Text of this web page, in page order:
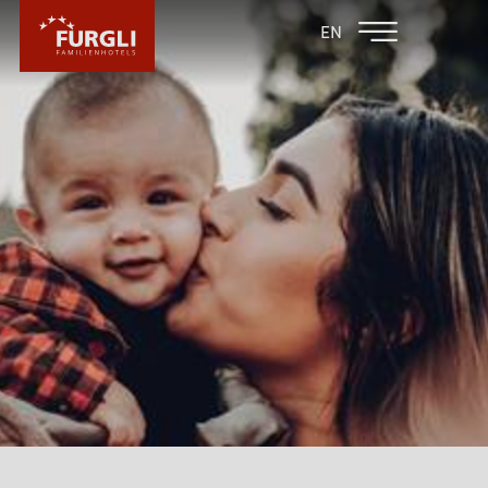
EN
FAMILIENHOTEL
FURGLER
FAMILIENHOTEL
FURGLI HOTELS
KINDER
FURGLI & FREUNDE
INKLUSIVLEISTUNGEN FÜR KINDER
FURGLIS BABYPAKET
BABYURLAUB
KINDER SOMMERPROGRAMM
KINDER WINTERPROGRAMM